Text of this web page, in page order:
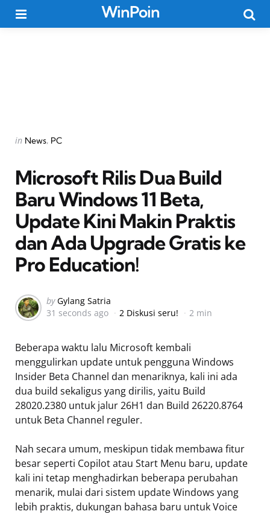
WinPoin
Categories
Posted
in News PC
Microsoft Rilis Dua Build
Baru Windows 11 Beta,
Update Kini Makin Praktis
dan Ada Upgrade Gratis ke
Pro Education!
Posted
by
by Gylang Satria
31 seconds ago
2 Diskusi seru! 2 min
Beberapa waktu lalu Microsoft kembali
menggulirkan update untuk pengguna Windows
Insider Beta Channel dan menariknya, kali ini ada
dua build sekaligus yang dirilis, yaitu Build
28020.2380 untuk jalur 26H1 dan Build 26220.8764
untuk Beta Channel reguler.
Nah secara umum, meskipun tidak membawa fitur
besar seperti Copilot atau Start Menu baru, update
kali ini tetap menghadirkan beberapa perubahan
menarik, mulai dari sistem update Windows yang
lebih praktis, dukungan bahasa baru untuk Voice